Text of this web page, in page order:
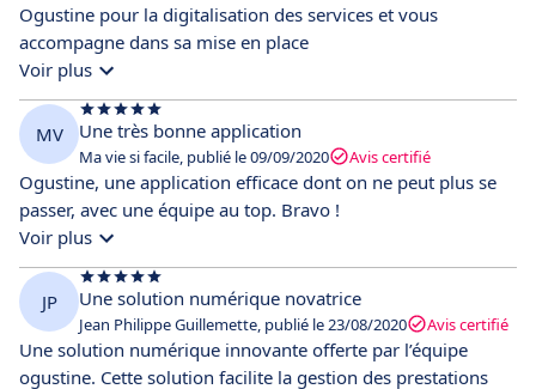
Ogustine pour la digitalisation des services et vous
accompagne dans sa mise en place
Voir plus
MV Une très bonne application
Ma vie si facile, publié le 09/09/2020 Avis certifié
Ogustine, une application efficace dont on ne peut plus se
passer, avec une équipe au top. Bravo !
Voir plus
JP Une solution numérique novatrice
Jean Philippe Guillemette, publié le 23/08/2020 Avis certifié
Une solution numérique innovante offerte par l’équipe
ogustine. Cette solution facilite la gestion des prestations